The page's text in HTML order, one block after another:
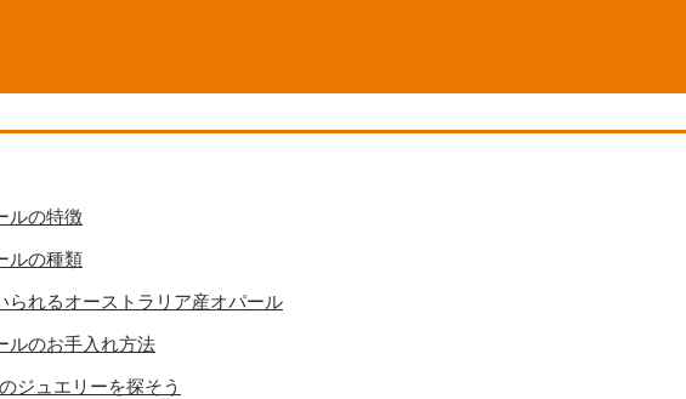
ルの特徴
ルの種類
られるオーストラリア産オパール
ルのお手入れ方法
ジュエリーを探そう